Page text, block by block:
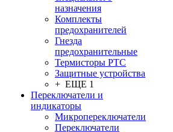
назначения
Комплекты
предохранителей
Гнезда
предохранительные
Термисторы PTC
Защитные устройства
+ ЕЩЕ 1
Переключатели и
индикаторы
Микропереключатели
Переключатели